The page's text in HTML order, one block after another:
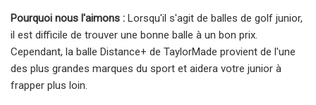
Pourquoi nous l'aimons : Lorsqu'il s'agit de balles de golf junior,
il est difficile de trouver une bonne balle à un bon prix.
Cependant, la balle Distance+ de TaylorMade provient de l'une
des plus grandes marques du sport et aidera votre junior à
frapper plus loin.